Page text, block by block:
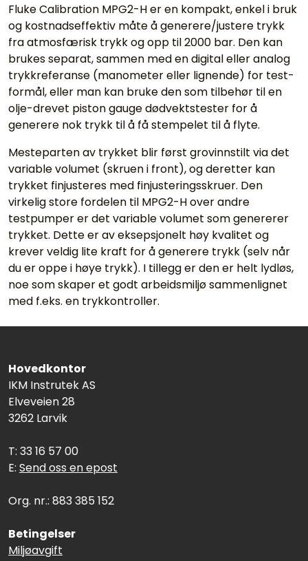
Fluke Calibration MPG2-H er en kompakt, enkel i bruk
og kostnadseffektiv måte å generere/justere trykk
fra atmosfærisk trykk og opp til 2000 bar. Den kan
brukes separat, sammen med en digital eller analog
trykkreferanse (manometer eller lignende) for test-
formål, eller man kan bruke den som tilbehør til en
olje-drevet piston gauge dødvektstester for å
generere nok trykk til å få stempelet til å flyte.
Mesteparten av trykket blir først grovinnstilt via det
variable volumet (skruen i front), og deretter kan
trykket finjusteres med finjusteringsskruer. Den
virkelig store fordelen til MPG2-H over andre
testpumper er det variable volumet som genererer
trykket. Dette er av eksepsjonelt høy kvalitet og
krever veldig lite kraft for å generere trykk (selv når
du er oppe i høye trykk). I tillegg er den er helt lydløs,
noe som skaper et godt arbeidsmiljø sammenlignet
med f.eks. en trykkontroller.
Hovedkontor
IKM Instrutek AS
Elveveien 28
3262 Larvik
T: 33 16 57 00
E: Send oss en epost
Org. nr.: 883 385 152
Betingelser
Miljøavgift